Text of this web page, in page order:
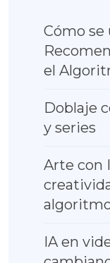
Cómo se
el
Doblaje
y series
Arte con
IA en